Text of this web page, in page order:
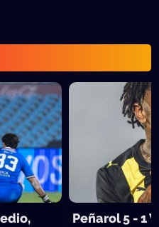
Peñarol 5 - 1